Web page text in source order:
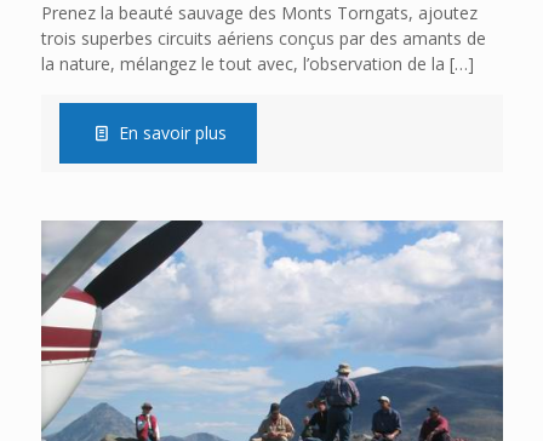
Prenez la beauté sauvage des Monts Torngats, ajoutez
trois superbes circuits aériens conçus par des amants de
la nature, mélangez le tout avec, l’observation de la […]
En savoir plus